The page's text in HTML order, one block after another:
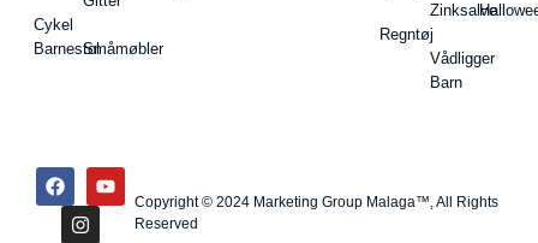
Cykel
BarnestolSmåmøbler
Regntøj
Zinksalve
Vådligger
Barn
Copyright © 2024 Marketing Group Malaga™, All Rights
Reserved